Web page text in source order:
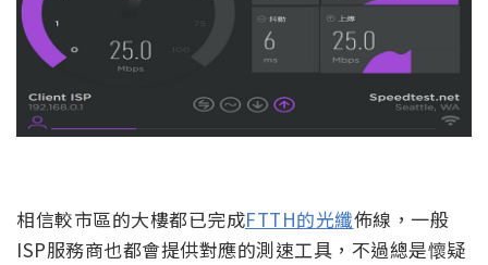
相信較市區的大樓都已完成FTTH的光纖佈線，一般
ISP服務商也都會提供對應的測速工具，不過總是懷疑